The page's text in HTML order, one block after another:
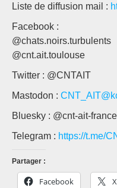
Liste de diffusion mail :
Facebook :
@chats.noirs.turbulents
@cnt.ait.toulouse
Twitter : @CNTAIT
Mastodon :
Bluesky : @cnt-ait-
Telegram : https://t.me/
Partager :
Facebook X